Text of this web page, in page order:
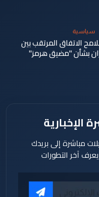
سياسية
الاتفاق المرتقب بين
بشأن "مضيق هرمز"
الإخبارية
مباشرة إلى بريدك
آخر التطورات